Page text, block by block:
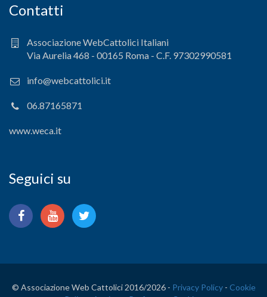
Contatti
Associazione WebCattolici Italiani
Via Aurelia 468 - 00165 Roma - C.F. 97302990581
info@webcattolici.it
06.87165871
www.weca.it
Seguici su
© Associazione Web Cattolici 2016/2026 - Privacy Policy- Cookie